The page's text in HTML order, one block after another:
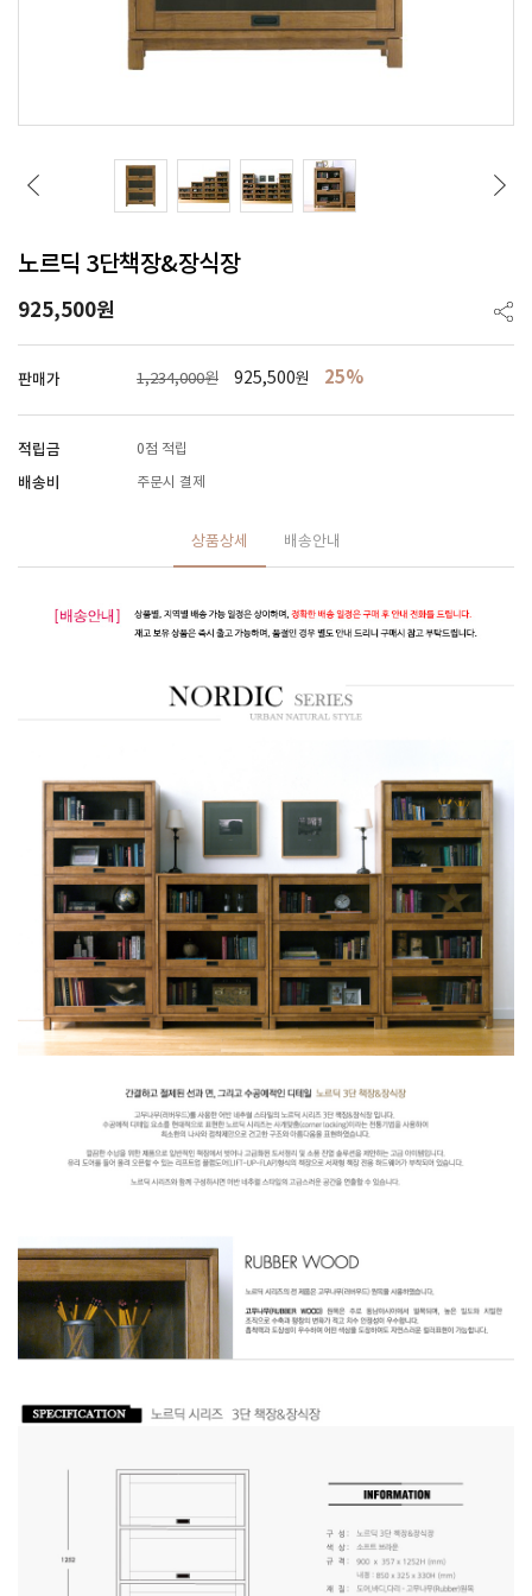
노르딕 3단책장&장식장
925,500원
판매가 1,234,000원 925,500원 25%
적립금 0점 적립
배송비 주문시 결제
상품상세 배송안내